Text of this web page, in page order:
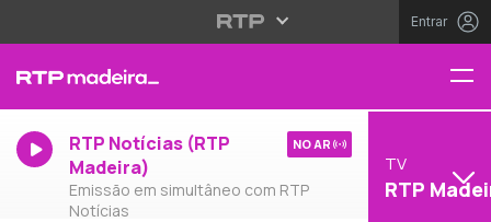
Entrar
RTP Notícias (RTP
Madeira)
Emissão em simultâneo com RTP
Notícias
NO AR
TV
RTP